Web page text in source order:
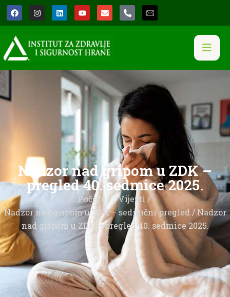
Nadzor nad gripom u ZDK –
pregled 40. sedmice 2025.
Početna/Vijesti /
Nadzor nad gripom u ZDK – sedmični pregled / Nadzor
nad gripom u ZDK – pregled 40. sedmice 2025.